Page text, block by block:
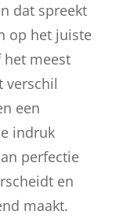
dat spreekt
op het juiste
meest
verschil
een
indruk
perfectie
en
maakt.